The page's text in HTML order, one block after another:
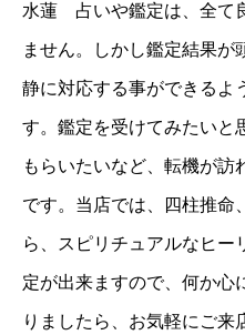
水蓮 占いや鑑定は、全て
ません。しかし鑑定結果が
静に対応する事ができるよ
す。鑑定を受けてみたいと
もらいたいなど、転機が訪
です。当店では、四柱推命
ら、スピリチュアルなヒー
定が出来ますので、何か心
りましたら、お気軽にご来